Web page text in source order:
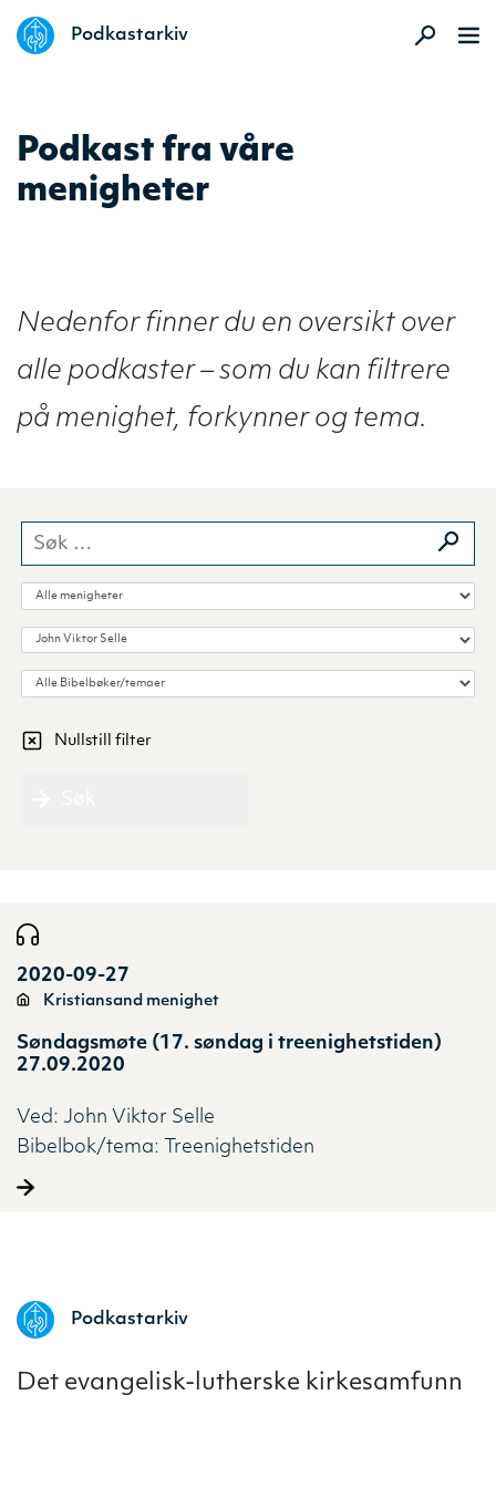
Podkastarkiv
Podkast fra våre
menigheter
Nedenfor finner du en oversikt over
alle podkaster – som du kan filtrere
på menighet, forkynner og tema.
Søk etter:
Velg menighet
Velg forkynner
Velg Bibelbok/tema
Nullstill filter
2020-09-27
Kristiansand menighet
Søndagsmøte (17. søndag i treenighetstiden)
27.09.2020
Ved: John Viktor Selle
Bibelbok/tema:
Treenighetstiden
Podkastarkiv
Det evangelisk-lutherske kirkesamfunn